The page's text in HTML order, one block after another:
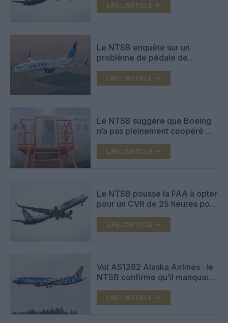
LIRE L'ARTICLE
Le NTSB enquête sur un
problème de pédale de
Boeing 737 MAX 8
LIRE L'ARTICLE
Le NTSB suggère que Boeing
n’a pas pleinement coopéré à
d’Alaska Airlines
LIRE L'ARTICLE
Le NTSB pousse la FAA à opter
pour un CVR de 25 heures pour
LIRE L'ARTICLE
Vol AS1282 Alaska Airlines : le
NTSB confirme qu’il manquait
porte
LIRE L'ARTICLE